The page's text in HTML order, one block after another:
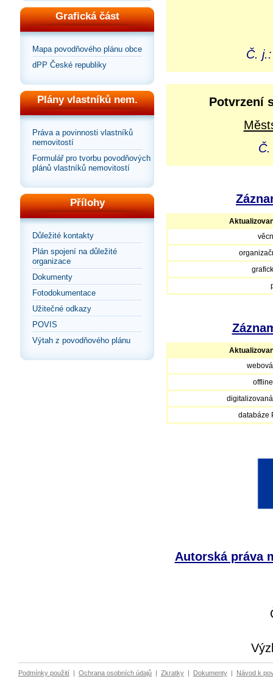
Grafická část
Mapa povodňového plánu obce
dPP České republiky
Plány vlastníků nem.
Práva a povinnosti vlastníků
nemovitostí
Formulář pro tvorbu povodňových
plánů vlastníků nemovitostí
Přílohy
Důležité kontakty
Plán spojení na důležité
organizace
Dokumenty
Fotodokumentace
Užitečné odkazy
POVIS
Výtah z povodňového plánu
Č.
Potvrzení
databáze
Autorská práva
Podmínky použití | Ochrana osobních údajů | Zkratky | Dokumenty | Návod k